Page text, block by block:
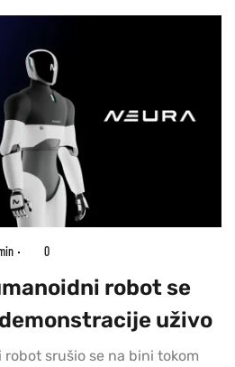
0
robot se
uživo
srušio se na bini tokom